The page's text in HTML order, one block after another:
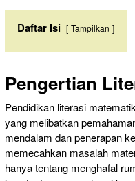
Daftar Isi Tampilkan
Pengertian
Pendidikan literasi
yang melibatkan
mendalam dan penerapan
memecahkan masalah
hanya tentang menghafal